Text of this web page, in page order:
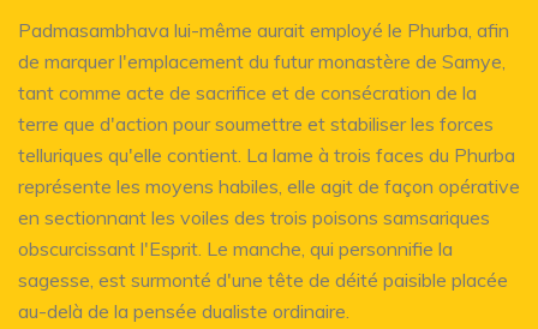
Padmasambhava lui-même aurait employé le Phurba, afin
de marquer l'emplacement du futur monastère de Samye,
tant comme acte de sacrifice et de consécration de la
terre que d'action pour soumettre et stabiliser les forces
telluriques qu'elle contient. La lame à trois faces du Phurba
représente les moyens habiles, elle agit de façon opérative
en sectionnant les voiles des trois poisons samsariques
obscurcissant l'Esprit. Le manche, qui personnifie la
sagesse, est surmonté d'une tête de déité paisible placée
au-delà de la pensée dualiste ordinaire.